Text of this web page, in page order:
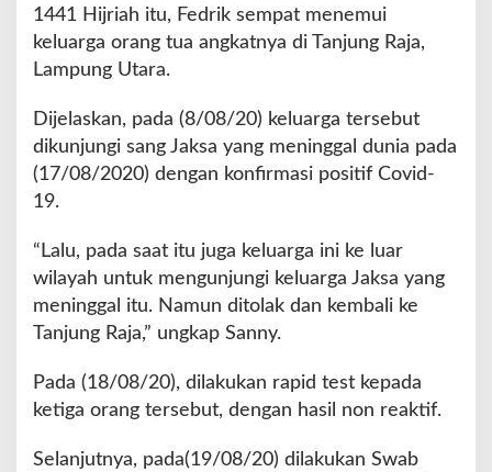
1441 Hijriah itu, Fedrik sempat menemui
keluarga orang tua angkatnya di Tanjung Raja,
Lampung Utara.
Dijelaskan, pada (8/08/20) keluarga tersebut
dikunjungi sang Jaksa yang meninggal dunia pada
(17/08/2020) dengan konfirmasi positif Covid-
19.
“Lalu, pada saat itu juga keluarga ini ke luar
wilayah untuk mengunjungi keluarga Jaksa yang
meninggal itu. Namun ditolak dan kembali ke
Tanjung Raja,” ungkap Sanny.
Pada (18/08/20), dilakukan rapid test kepada
ketiga orang tersebut, dengan hasil non reaktif.
Selanjutnya, pada(19/08/20) dilakukan Swab